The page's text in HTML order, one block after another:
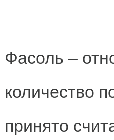
Фасоль –
количество
принято